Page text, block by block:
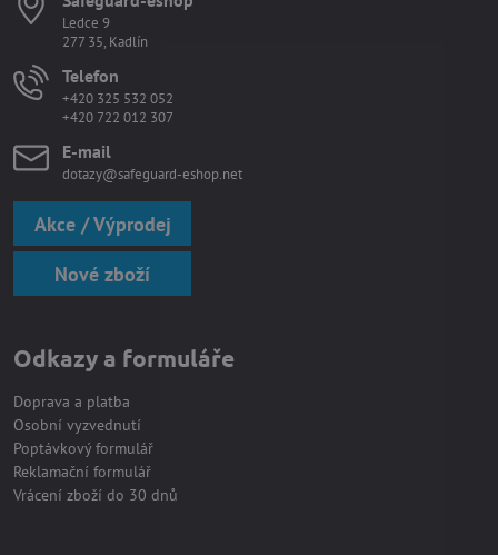
Ledce 9
277 35, Kadlín
Telefon
+420 325 532 052
+420 722 012 307
E-mail
dotazy@safeguard-eshop.net
Akce / Výprodej
Nové zboží
Odkazy a formuláře
Doprava a platba
Osobní vyzvednutí
Poptávkový formulář
Reklamační formulář
Vrácení zboží do 30 dnů